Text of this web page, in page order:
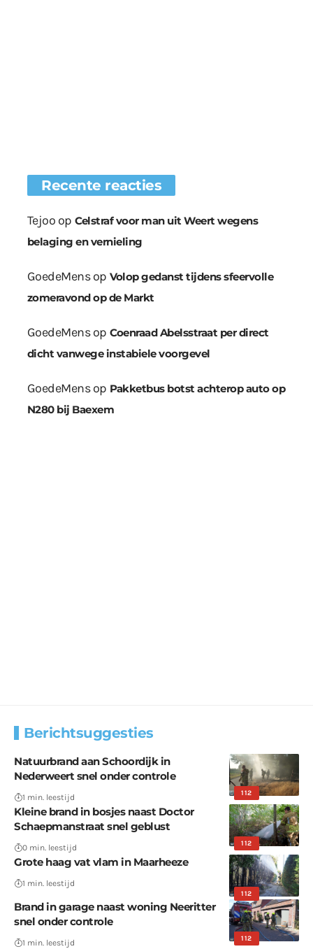
Recente reacties
Tejoo op Celstraf voor man uit Weert wegens
belaging en vernieling
GoedeMensop Volop gedanst tijdens sfeervolle
zomeravond op de Markt
GoedeMensop Coenraad Abelsstraat per direct
dicht vanwege instabiele voorgevel
GoedeMensop Pakketbus botst achterop auto op
N280 bij Baexem
Berichtsuggesties
112
Natuurbrand aan Schoordijk in
Nederweert snel onder controle
1 min. leestijd
112
Kleine brand in bosjes naast Doctor
Schaepmanstraat snel geblust
0 min. leestijd
112
Grote haag vat vlam in Maarheeze
1 min. leestijd
112
Brand in garage naast woning Neeritter
snel onder controle
1 min. leestijd